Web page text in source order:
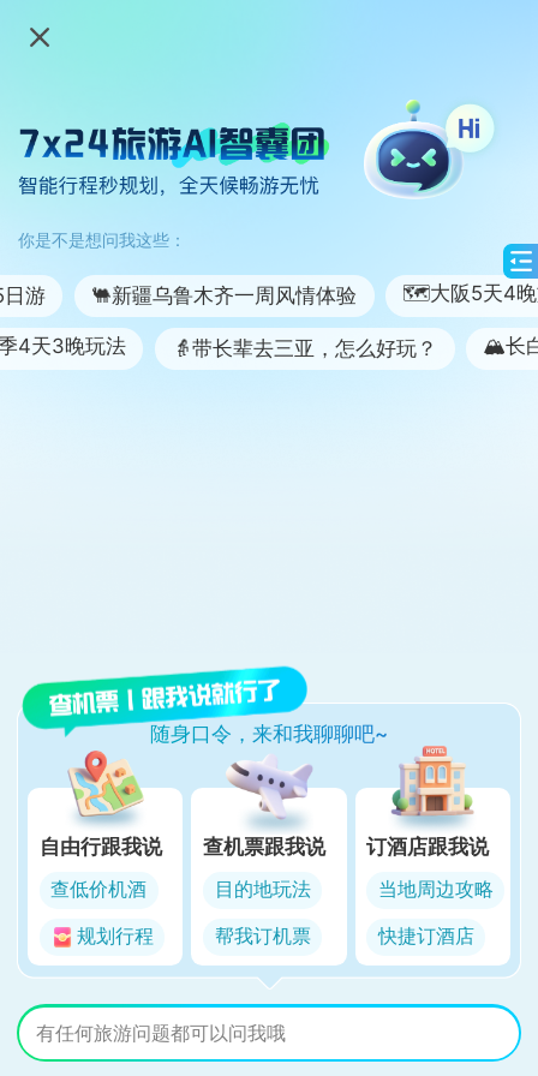
你是不是想问我这些：
游 🐫新疆乌鲁木齐一周风情体验 🗺大阪5天4晚
天3晚玩法 👵带长辈去三亚，怎么好玩？ 🏔️长
随身口令，来和我聊聊吧~
自由行跟我说
查低价机酒
规划行程
查机票跟我说
目的地玩法
帮我订机票
订酒店跟我说
当地周边攻略
快捷订酒店
有任何旅游问题都可以问我哦